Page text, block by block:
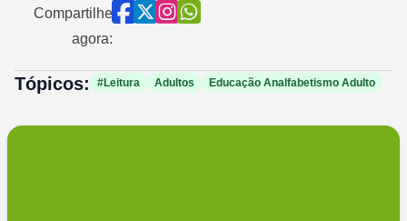
Compartilhe
agora:
Tópicos: #Leitura Adultos Educação Analfabetismo Adulto